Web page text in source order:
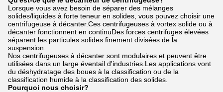
Lorsque vous avez besoin de séparer des mélanges
solides/liquides à forte teneur en solides, vous pouvez choisir une
centrifugeuse à décanter.Ces centrifugeuses à vortex solide ou à
décanter fonctionnent en continuDes forces centrifuges élevées
séparent les particules solides finement divisées de la
suspension.
Nos centrifugeuses à décanter sont modulaires et peuvent être
utilisées dans un large éventail d'industries.Les applications vont
du déshydratage des boues à la classification ou de la
classification humide à la classification des solides.
Pourquoi nous choisir?